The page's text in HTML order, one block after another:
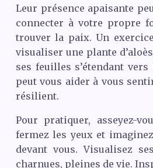
Leur présence apaisante
connecter à votre propre
trouver la paix. Un
visualiser une plante
ses feuilles s’étendant
peut vous aider à vous
résilient.
Pour pratiquer, asseyez-
fermez les yeux et
devant vous. Visualisez
charnues, pleines de vie.